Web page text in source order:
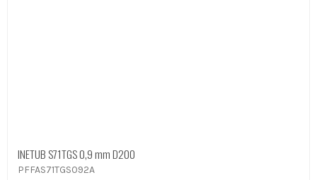
INETUB S71TGS 0,9 mm D200
PFFAS71TGS092A